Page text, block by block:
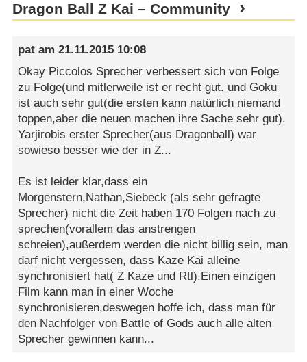
Dragon Ball Z Kai – Community
pat am21.11.2015 10:08
Okay Piccolos Sprecher verbessert sich von Folge
zu Folge(und mitlerweile ist er recht gut. und Goku
ist auch sehr gut(die ersten kann natürlich niemand
toppen,aber die neuen machen ihre Sache sehr gut).
Yarjirobis erster Sprecher(aus Dragonball) war
sowieso besser wie der in Z...
Es ist leider klar,dass ein
Morgenstern,Nathan,Siebeck (als sehr gefragte
Sprecher) nicht die Zeit haben 170 Folgen nach zu
sprechen(vorallem das anstrengen
schreien),außerdem werden die nicht billig sein, man
darf nicht vergessen, dass Kaze Kai alleine
synchronisiert hat( Z Kaze und Rtl).Einen einzigen
Film kann man in einer Woche
synchronisieren,deswegen hoffe ich, dass man für
den Nachfolger von Battle of Gods auch alle alten
Sprecher gewinnen kann...